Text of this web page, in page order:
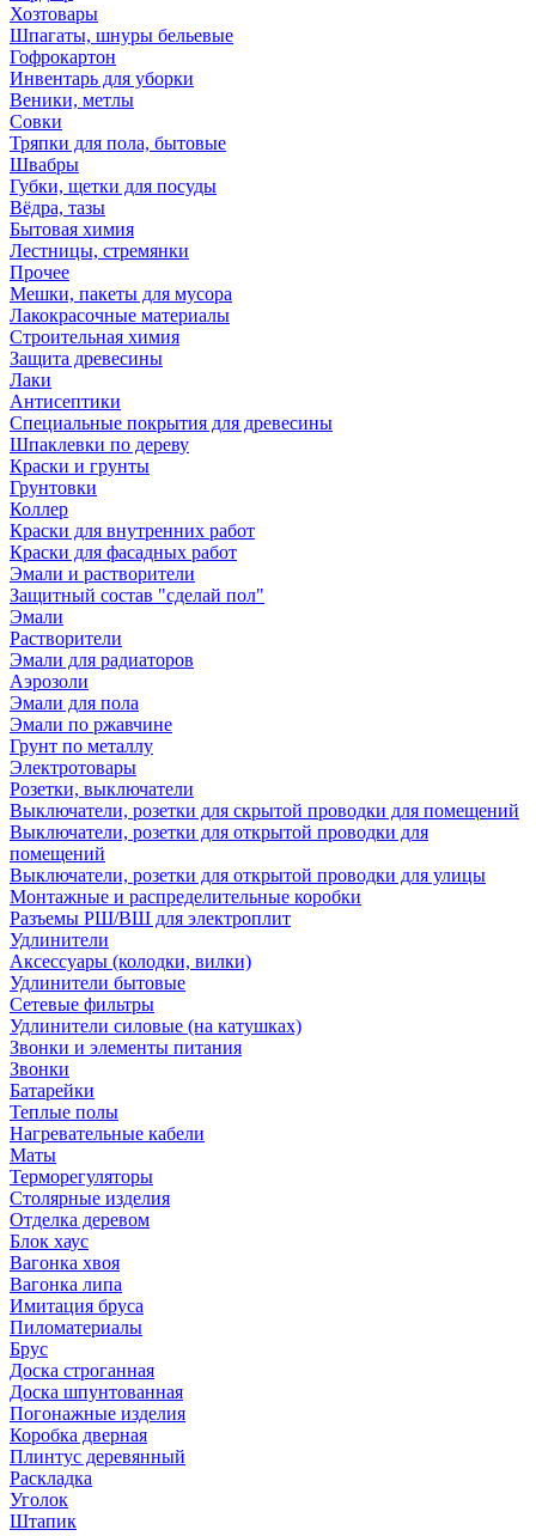
Хозтовары
Шпагаты, шнуры бельевые
Гофрокартон
Инвентарь для уборки
Веники, метлы
Совки
Тряпки для пола, бытовые
Швабры
Губки, щетки для посуды
Вёдра, тазы
Бытовая химия
Лестницы, стремянки
Прочее
Мешки, пакеты для мусора
Лакокрасочные материалы
Строительная химия
Защита древесины
Лаки
Антисептики
Специальные покрытия для древесины
Шпаклевки по дереву
Краски и грунты
Грунтовки
Коллер
Краски для внутренних работ
Краски для фасадных работ
Эмали и растворители
Защитный состав "сделай пол"
Эмали
Растворители
Эмали для радиаторов
Аэрозоли
Эмали для пола
Эмали по ржавчине
Грунт по металлу
Электротовары
Розетки, выключатели
Выключатели, розетки для скрытой проводки для помещений
Выключатели, розетки для открытой проводки для
помещений
Выключатели, розетки для открытой проводки для улицы
Монтажные и распределительные коробки
Разъемы РШ/ВШ для электроплит
Удлинители
Аксессуары (колодки, вилки)
Удлинители бытовые
Сетевые фильтры
Удлинители силовые (на катушках)
Звонки и элементы питания
Звонки
Батарейки
Теплые полы
Нагревательные кабели
Маты
Терморегуляторы
Столярные изделия
Отделка деревом
Блок хаус
Вагонка хвоя
Вагонка липа
Имитация бруса
Пиломатериалы
Брус
Доска строганная
Доска шпунтованная
Погонажные изделия
Коробка дверная
Плинтус деревянный
Раскладка
Уголок
Штапик